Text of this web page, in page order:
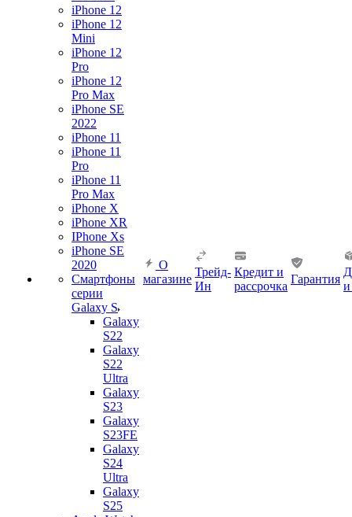
iPhone 12
iPhone 12
Mini
iPhone 12
Pro
iPhone 12
Pro Max
iPhone SE
2022
iPhone 11
iPhone 11
Pro
iPhone 11
Pro Max
iPhone X
iPhone XR
IPhone Xs
iPhone SE
2020
Смартфоны
серии
Galaxy S
Galaxy
S22
Galaxy
S22
Ultra
Galaxy
S23
Galaxy
S23FE
Galaxy
S24
Ultra
Galaxy
S25
О
магазине
Трейд-
Ин
Кредит и
рассрочка
Гарантия
и